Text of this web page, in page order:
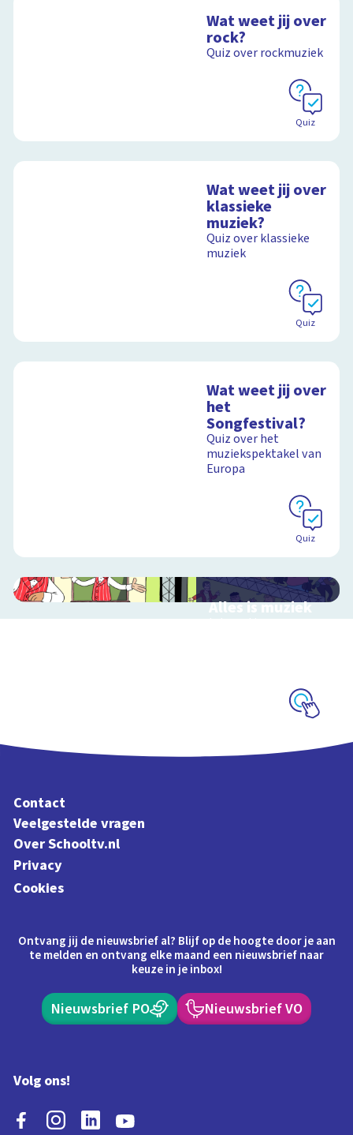
Wat weet jij over
rock?
Quiz over rockmuziek
Quiz
Wat weet jij over
klassieke
muziek?
Quiz over klassieke
muziek
Quiz
Wat weet jij over
het
Songfestival?
Quiz over het
muziekspektakel van
Europa
Quiz
Alles is muziek
Interactieve
Contact
Veelgestelde vragen
Over Schooltv.nl
Privacy
Cookies
Ontvang jij de nieuwsbrief al? Blijf op de hoogte door je aan
te melden en ontvang elke maand een nieuwsbrief naar
keuze in je inbox!
Nieuwsbrief PO Nieuwsbrief VO
Volg ons!